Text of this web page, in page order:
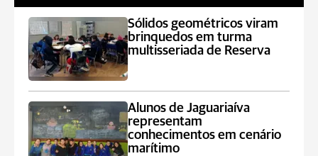
Sólidos geométricos viram
brinquedos em turma
multisseriada de Reserva
Alunos de Jaguariaíva
representam
conhecimentos em cenário
marítimo